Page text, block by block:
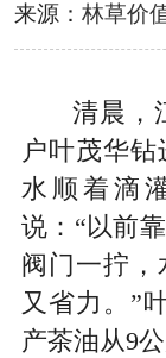
来源： 林草价
清晨，
户叶茂华
水顺着滴
说：“以前
阀门一拧，
又省力。”
产茶油从9